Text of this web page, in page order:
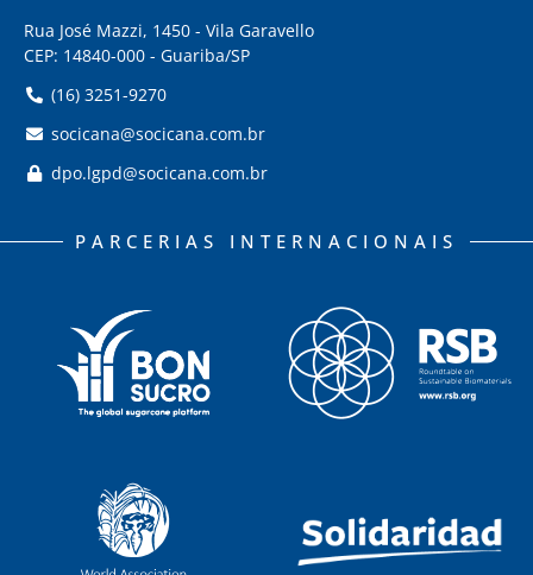
Rua José Mazzi, 1450 - Vila Garavello
CEP: 14840-000 - Guariba/SP
(16) 3251-9270
socicana@socicana.com.br
dpo.lgpd@socicana.com.br
PARCERIAS INTERNACIONAIS